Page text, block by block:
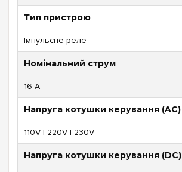
Тип пристрою
Імпульсне реле
Номінальний струм
16 А
Напруга котушки керування (AC)
110V | 220V | 230V
Напруга котушки керування (DC)